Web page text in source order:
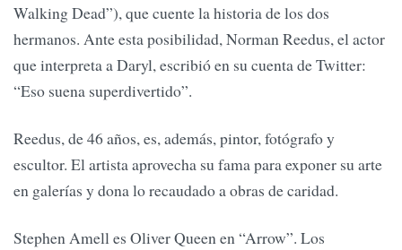
Walking Dead”), que cuente la historia de los dos
hermanos. Ante esta posibilidad, Norman Reedus, el actor
que interpreta a Daryl, escribió en su cuenta de Twitter:
“Eso suena superdivertido”.
Reedus, de 46 años, es, además, pintor, fotógrafo y
escultor. El artista aprovecha su fama para exponer su arte
en galerías y dona lo recaudado a obras de caridad.
Stephen Amell es Oliver Queen en “Arrow”. Los